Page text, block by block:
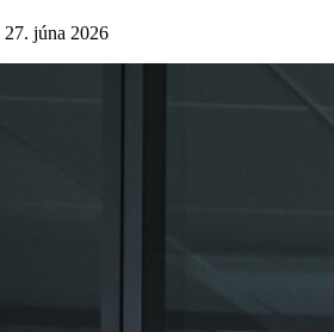
27. júna 2026